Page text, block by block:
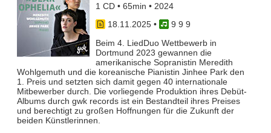
1 CD • 65min • 2024
18.11.2025•
9 9 9
Beim 4. LiedDuo Wettbewerb in
Dortmund 2023 gewannen die
amerikanische Sopranistin Meredith
Wohlgemuth und die koreanische Pianistin Jinhee Park den
1. Preis und setzten sich damit gegen 40 internationale
Mitbewerber durch. Die vorliegende Produktion ihres Debüt-
Albums durch gwk records ist ein Bestandteil ihres Preises
und berechtigt zu großen Hoffnungen für die Zukunft der
beiden Künstlerinnen.